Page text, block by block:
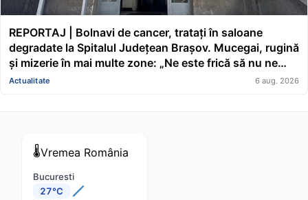
REPORTAJ | Bolnavi de cancer, tratați în saloane
degradate la Spitalul Județean Brașov. Mucegai, rugină
și mizerie în mai multe zone: „Ne este frică să nu ne
cadă tavanul în cap” FOTO/VIDEO
Actualitate 6 aug. 2026
🌡️Vremea România
Bucuresti
27°C